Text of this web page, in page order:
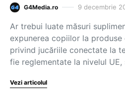
G4Media.ro 9 decembrie
Ar trebui luate măsuri
expunerea copiilor la
privind jucăriile conectate la
fie reglementate la nivelul
Vezi articolul